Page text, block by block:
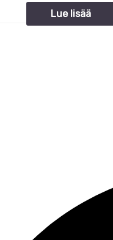
Lue lisää